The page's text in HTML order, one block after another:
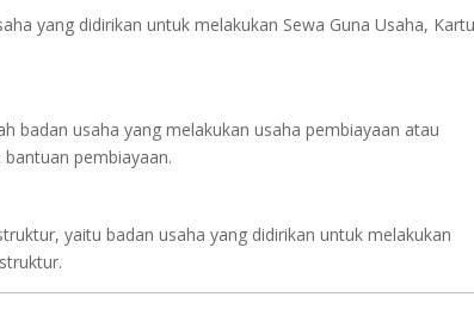
yang didirikan untuk melakukan Sewa Guna Usaha,
badan usaha yang melakukan usaha pembiayaan atau
pembiayaan.
yaitu badan usaha yang didirikan untuk melakukan